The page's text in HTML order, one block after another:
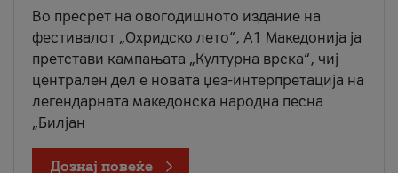
Во пресрет на овогодишното издание на
фестивалот „Охридско лето“, А1 Македонија ја
претстави кампањата „Културна врска“, чиј
централен дел е новата џез-интерпретација на
легендарната македонска народна песна
„Билјан
Дознај повеќе